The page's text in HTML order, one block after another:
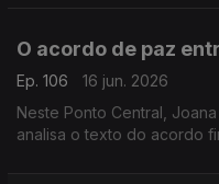
O acordo de paz
Ep. 106
16 jun. 2026
Neste Ponto Central,
analisa o texto do acordo